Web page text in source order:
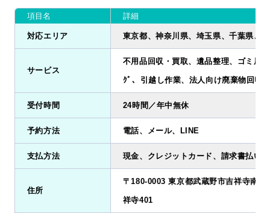
項目名 詳細
対応エリア 東京都、神奈川県、埼玉県、千葉県、
サービス
不用品回収・買取、遺品整理、ゴミ屋
ｸﾞ、引越し作業、法人向け廃棄物回収
受付時間 24時間／年中無休
予約方法 電話、メール、LINE
支払方法 現金、クレジットカード、請求書払い
住所
〒180-0003 東京都武蔵野市吉祥寺南町
祥寺401